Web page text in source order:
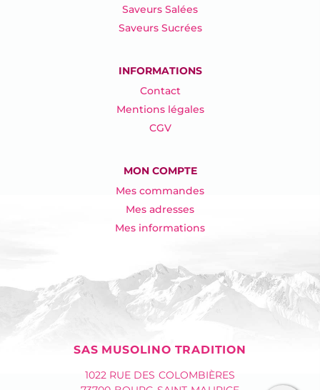
Saveurs Salées
Saveurs Sucrées
INFORMATIONS
Contact
Mentions légales
CGV
MON COMPTE
Mes commandes
Mes adresses
Mes informations
SAS MUSOLINO TRADITION
1022 RUE DES COLOMBIÈRES